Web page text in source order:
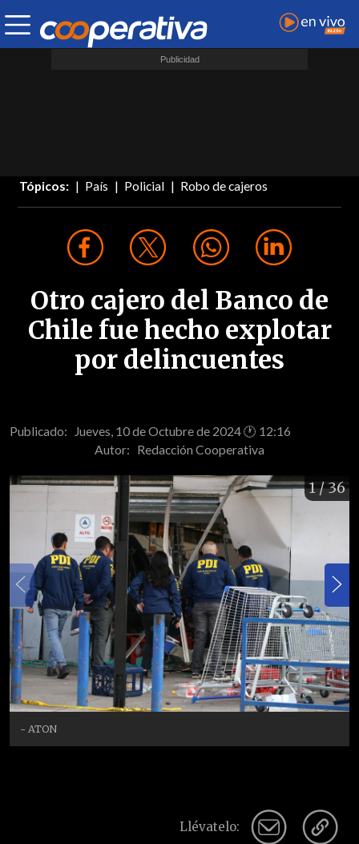
Tópicos: País Policial Robo de cajeros
Otro cajero del Banco de
Chile fue hecho explotar
por delincuentes
Publicado: Jueves, 10 de Octubre de 2024 🕐 12:16
Autor: Redacción Cooperativa
1/ 36
- ATON
Llévatelo: